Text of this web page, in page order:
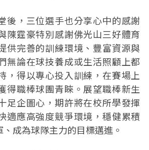
後，三位選手也分享心中的感謝
陳霆豪特別感謝佛光山三好體育
供完善的訓練環境、豐富資源與
無論在球技養成或生活照顧上都
，得以專心投入訓練，在賽場上
得職棒球團青睞。展望職棒新生
足企圖心，期許將在校所學發揮
適應高強度競爭環境，穩健累積
成為球隊主力的目標邁進。